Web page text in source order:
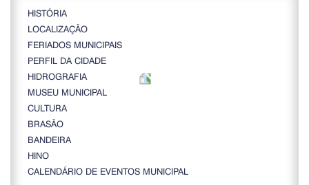
HISTÓRIA
LOCALIZAÇÃO
FERIADOS MUNICIPAIS
PERFIL DA CIDADE
HIDROGRAFIA
MUSEU MUNICIPAL
CULTURA
BRASÃO
BANDEIRA
HINO
CALENDÁRIO DE EVENTOS MUNICIPAL